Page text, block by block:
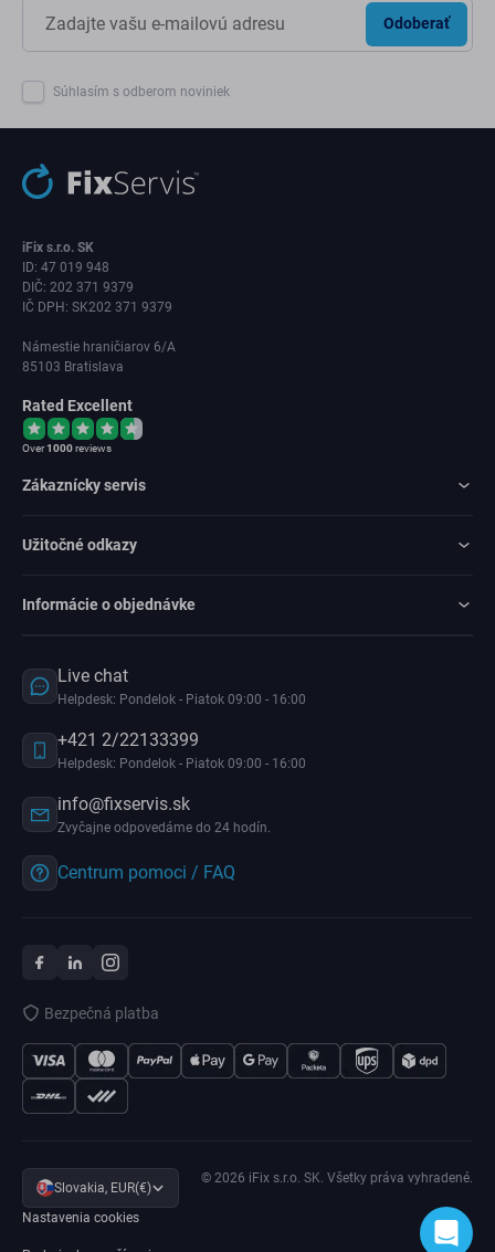
Odoberať
Súhlasím s odberom noviniek
iFix s.r.o. SK
ID: 47 019 948
DIČ: 202 371 9379
IČ DPH: SK202 371 9379
Námestie hraničiarov 6/A
85103 Bratislava
Rated Excellent
Over1000reviews
Zákaznícky servis
Užitočné odkazy
Informácie o objednávke
Live chat
Helpdesk: Pondelok - Piatok 09:00 - 16:00
+421 2/22133399
Helpdesk: Pondelok - Piatok 09:00 - 16:00
info@fixservis.sk
Zvyčajne odpovedáme do 24 hodín.
Centrum pomoci / FAQ
Bezpečná platba
Slovakia, EUR(€)
Nastavenia cookies
© 2026 iFix s.r.o. SK. Všetky práva vyhradené.